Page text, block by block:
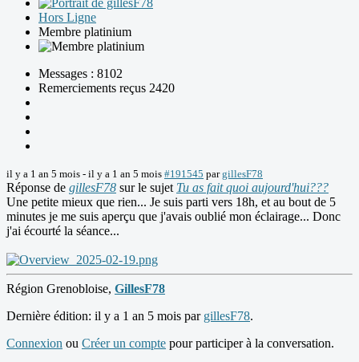
Hors Ligne
Membre platinium
Messages : 8102
Remerciements reçus 2420
il y a 1 an 5 mois - il y a 1 an 5 mois #191545 pargillesF78
Réponse de gillesF78 sur le sujet Tu as fait quoi aujourd'hui???
Une petite mieux que rien... Je suis parti vers 18h, et au bout de 5
minutes je me suis aperçu que j'avais oublié mon éclairage... Donc
j'ai écourté la séance...
Région Grenobloise, GillesF78
Dernière édition: il y a 1 an 5 mois par gillesF78.
Connexion ou Créer un compte pour participer à la conversation.